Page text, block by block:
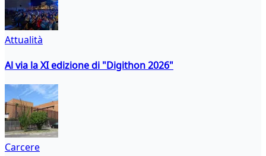
Attualità
Al via la XI edizione di "Digithon 2026"
Carcere